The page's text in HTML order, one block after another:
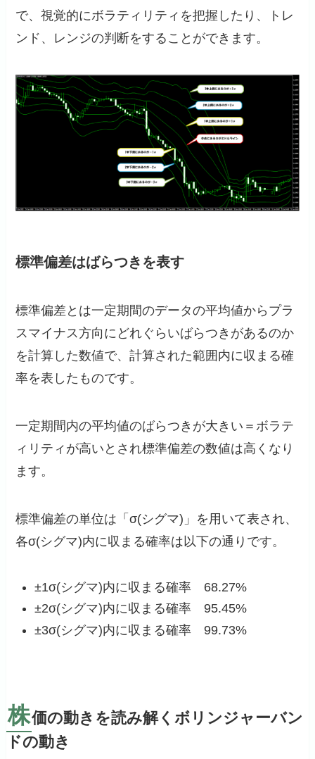
で、視覚的にボラティリティを把握したり、トレ
ンド、レンジの判断をすることができます。
標準偏差はばらつきを表す
標準偏差とは一定期間のデータの平均値からプラ
スマイナス方向にどれぐらいばらつきがあるのか
を計算した数値で、計算された範囲内に収まる確
率を表したものです。
一定期間内の平均値のばらつきが大きい＝ボラテ
ィリティが高いとされ標準偏差の数値は高くなり
ます。
標準偏差の単位は「σ(シグマ)」を用いて表され、
各σ(シグマ)内に収まる確率は以下の通りです。
±1σ(シグマ)内に収まる確率 68.27%
±2σ(シグマ)内に収まる確率 95.45%
±3σ(シグマ)内に収まる確率 99.73%
株価の動きを読み解くボリンジャーバン
ドの動き